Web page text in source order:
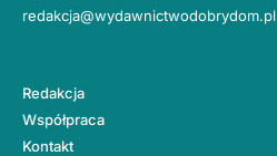
redakcja@wydawnictwodobrydom.pl
Redakcja
Współpraca
Kontakt